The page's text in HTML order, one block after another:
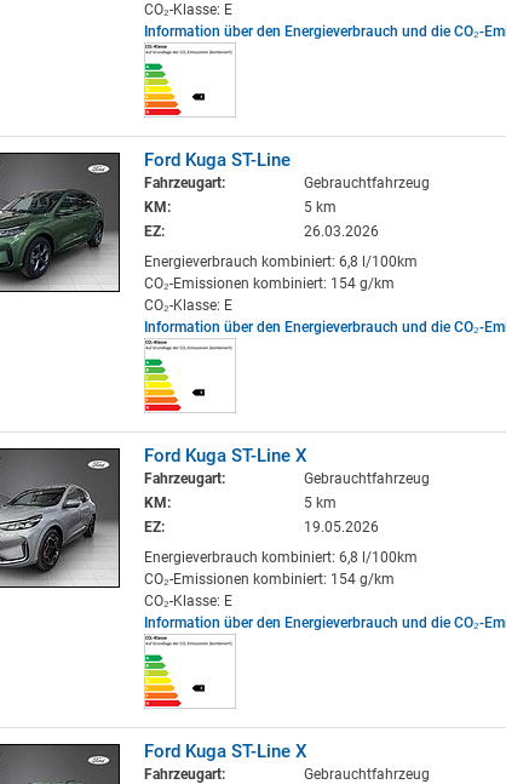
CO₂-Klasse: E
Information über den Energieverbrauch und die CO₂-
Ford Kuga ST-Line
Fahrzeugart:
Gebrauchtfahrzeug
KM:
5 km
EZ:
26.03.2026
Energieverbrauch kombiniert: 6,8 l/100km
CO₂-Emissionen kombiniert: 154 g/km
CO₂-Klasse: E
Information über den Energieverbrauch und die CO₂-
Ford Kuga ST-Line X
Fahrzeugart:
Gebrauchtfahrzeug
KM:
5 km
EZ:
19.05.2026
Energieverbrauch kombiniert: 6,8 l/100km
CO₂-Emissionen kombiniert: 154 g/km
CO₂-Klasse: E
Information über den Energieverbrauch und die CO₂-
Ford Kuga ST-Line X
Fahrzeugart:
Gebrauchtfahrzeug